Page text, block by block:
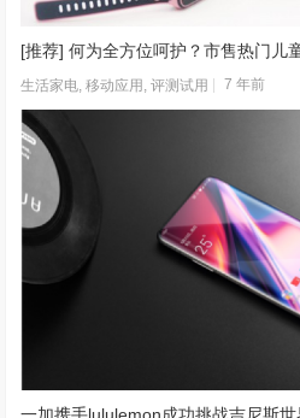
[推荐] 何为全方位呵护？市售热门儿
生活家电,移动应用 ,评测试用 7 年前
一加携手lululemon成功挑战吉尼斯